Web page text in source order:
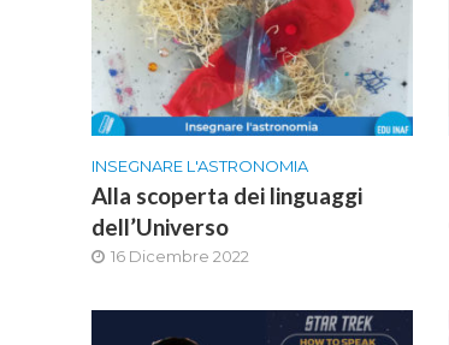
INSEGNARE L'ASTRONOMIA
Alla scoperta dei linguaggi
dell’Universo
16 Dicembre 2022